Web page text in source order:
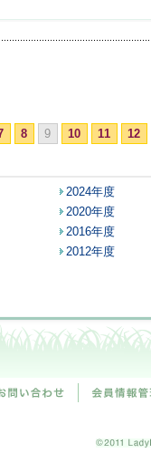
8 9 10 11 12
2024年度
2020年度
2016年度
2012年度